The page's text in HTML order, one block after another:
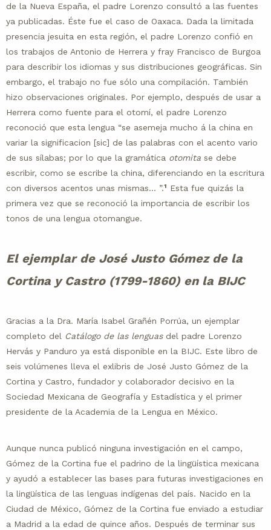
de la Nueva España, el padre Lorenzo consultó a las fuentes
ya publicadas. Éste fue el caso de Oaxaca. Dada la limitada
presencia jesuita en esta región, el padre Lorenzo confió en
los trabajos de Antonio de Herrera y fray Francisco de Burgoa
para describir los idiomas y sus distribuciones geográficas. Sin
embargo, el trabajo no fue sólo una compilación. También
hizo observaciones originales. Por ejemplo, después de usar a
Herrera como fuente para el otomí, el padre Lorenzo
reconoció que esta lengua “se asemeja mucho á la china en
variar la significacion [sic] de las palabras con el acento vario
de sus sílabas; por lo que la gramática otomita se debe
escribir, como se escribe la china, diferenciando en la escritura
con diversos acentos unas mismas… ”.1 Esta fue quizás la
primera vez que se reconoció la importancia de escribir los
tonos de una lengua otomangue.
El ejemplar de José Justo Gómez de la
Cortina y Castro (1799-1860) en la BIJC
Gracias a la Dra. María Isabel Grañén Porrúa, un ejemplar
completo del Catálogo de las lenguas del padre Lorenzo
Hervás y Panduro ya está disponible en la BIJC. Este libro de
seis volúmenes lleva el exlibris de José Justo Gómez de la
Cortina y Castro, fundador y colaborador decisivo en la
Sociedad Mexicana de Geografía y Estadística y el primer
presidente de la Academia de la Lengua en México.
Aunque nunca publicó ninguna investigación en el campo,
Gómez de la Cortina fue el padrino de la lingüística mexicana
y ayudó a establecer las bases para futuras investigaciones en
la lingüística de las lenguas indígenas del país. Nacido en la
Ciudad de México, Gómez de la Cortina fue enviado a estudiar
a Madrid a la edad de quince años. Después de terminar sus